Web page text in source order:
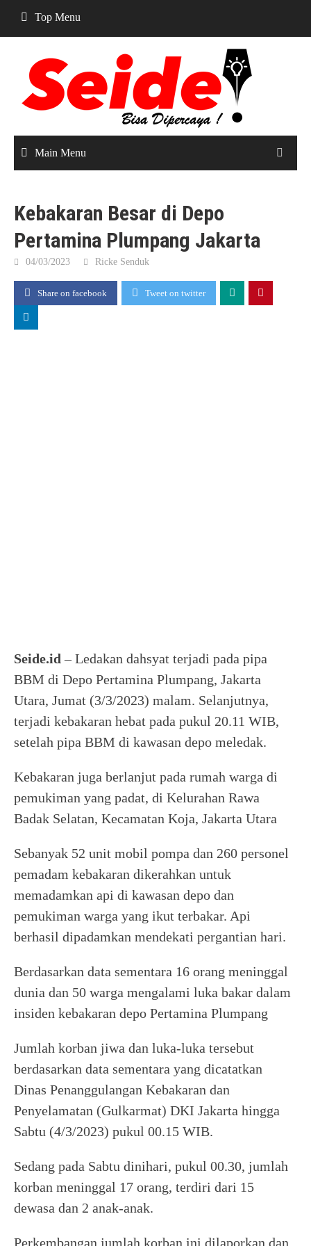
content
Top Menu
Main Menu
Kebakaran Besar di Depo
Pertamina Plumpang Jakarta
04/03/2023 Ricke Senduk
Share on facebook Tweet on twitter
Seide.id – Ledakan dahsyat terjadi pada pipa
BBM di Depo Pertamina Plumpang, Jakarta
Utara, Jumat (3/3/2023) malam. Selanjutnya,
terjadi kebakaran hebat pada pukul 20.11 WIB,
setelah pipa BBM di kawasan depo meledak.
Kebakaran juga berlanjut pada rumah warga di
pemukiman yang padat, di Kelurahan Rawa
Badak Selatan, Kecamatan Koja, Jakarta Utara
Sebanyak 52 unit mobil pompa dan 260 personel
pemadam kebakaran dikerahkan untuk
memadamkan api di kawasan depo dan
pemukiman warga yang ikut terbakar. Api
berhasil dipadamkan mendekati pergantian hari.
Berdasarkan data sementara 16 orang meninggal
dunia dan 50 warga mengalami luka bakar dalam
insiden kebakaran depo Pertamina Plumpang
Jumlah korban jiwa dan luka-luka tersebut
berdasarkan data sementara yang dicatatkan
Dinas Penanggulangan Kebakaran dan
Penyelamatan (Gulkarmat) DKI Jakarta hingga
Sabtu (4/3/2023) pukul 00.15 WIB.
Sedang pada Sabtu dinihari, pukul 00.30, jumlah
korban meninggal 17 orang, terdiri dari 15
dewasa dan 2 anak-anak.
Perkembangan jumlah korban ini dilaporkan dan